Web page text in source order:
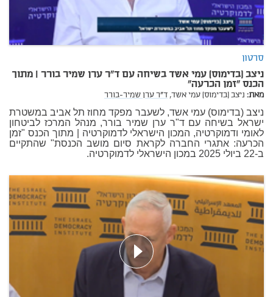
סרטון
ניצב (בדימוס) עמי אשד בשיחה עם ד"ר ערן שמיר בורר | מתוך
הכנס "זמן הכרעה"
מאת: ניצב (בדימוס) עמי אשד, ד"ר ערן שמיר-בורר
ניצב (בדימוס) עמי אשד, לשעבר מפקד מחוז תל אביב במשטרת
ישראל בשיחה עם ד"ר ערן שמיר בורר, מנהל המרכז לביטחון
לאומי ודמוקרטיה, המכון הישראלי לדמוקרטיה | מתוך הכנס "זמן
הכרעה: אתגרי החברה לקראת סיום מושב הכנסת" שהתקיים
ב-22 ביולי 2025 במכון הישראלי לדמוקרטיה.